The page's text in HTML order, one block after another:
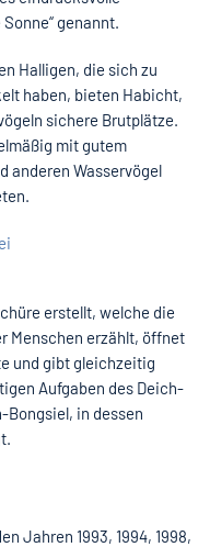
genannt.
Halligen, die sich zu
haben, bieten Habicht,
sichere Brutplätze.
mit gutem
anderen Wasservögel
erstellt, welche die
Menschen erzählt, öffnet
und gibt gleichzeitig
Aufgaben des Deich-
Bongsiel, in dessen
Jahren 1993, 1994, 1998,